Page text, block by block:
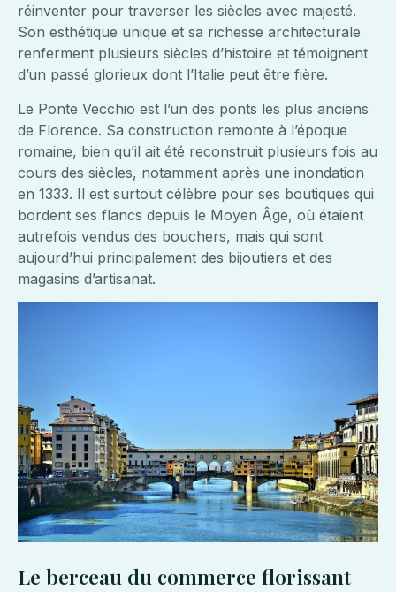
réinventer pour traverser les siècles avec majesté.
Son esthétique unique et sa richesse architecturale
renferment plusieurs siècles d’histoire et témoignent
d’un passé glorieux dont l’Italie peut être fière.
Le Ponte Vecchio est l’un des ponts les plus anciens
de Florence. Sa construction remonte à l’époque
romaine, bien qu’il ait été reconstruit plusieurs fois au
cours des siècles, notamment après une inondation
en 1333. Il est surtout célèbre pour ses boutiques qui
bordent ses flancs depuis le Moyen Âge, où étaient
autrefois vendus des bouchers, mais qui sont
aujourd’hui principalement des bijoutiers et des
magasins d’artisanat.
Le berceau du commerce florissant